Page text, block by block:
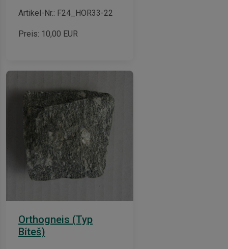
Artikel-Nr.: F24_HOR33-22
Preis: 10,00 EUR
Orthogneis (Typ
Bíteš)